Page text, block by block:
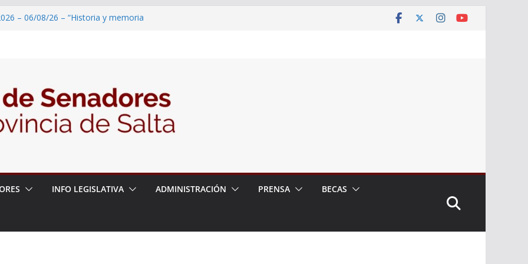
– 06/08/26 – “Historia y memoria
– 06/08/26 – Presentación del libro
del Dr. Víctor Alfredo Frías
– 06/08/26 – 82° Edición de la Expo
INFO LEGISLATIVA ADMINISTRACIÓN PRENSA BECAS